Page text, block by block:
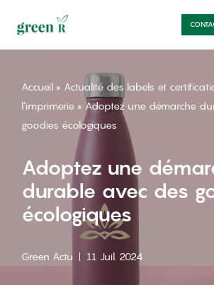
Aller
Accueil » Actualité des labels et
l’imprimerie » Adoptez une démarche
goodies écologiques
Adoptez une
durable avec des
écologiques
Green Actu 11 Juil. 2024